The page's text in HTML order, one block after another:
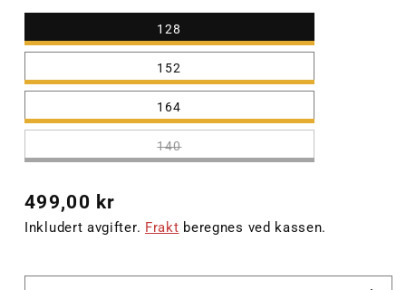
128
152
164
140
Vanlig
pris
499,00 kr
Inkludert avgifter. Frakt beregnes ved kassen.